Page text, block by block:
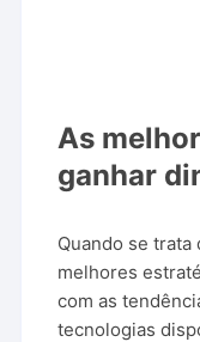
As
ganhar
Quando se
melhores
com as
tecnologias